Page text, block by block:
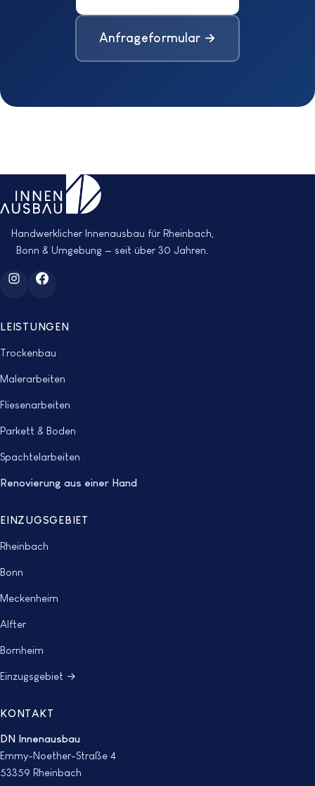
Anfrageformular →
Handwerklicher Innenausbau für Rheinbach,
Bonn & Umgebung — seit über 30 Jahren.
LEISTUNGEN
Trockenbau
Malerarbeiten
Fliesenarbeiten
Parkett & Boden
Spachtelarbeiten
Renovierung aus einer Hand
EINZUGSGEBIET
Rheinbach
Bonn
Meckenheim
Alfter
Bornheim
Einzugsgebiet →
KONTAKT
DN Innenausbau
Emmy-Noether-Straße 4
53359 Rheinbach